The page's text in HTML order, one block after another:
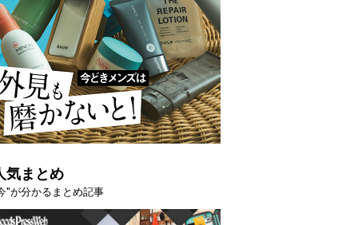
気まとめ
"が分かるまとめ記事